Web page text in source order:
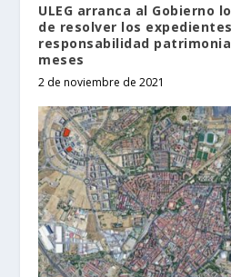
ULEG arranca al Gobierno
de resolver los
responsabilidad
meses
2 de noviembre de 2021